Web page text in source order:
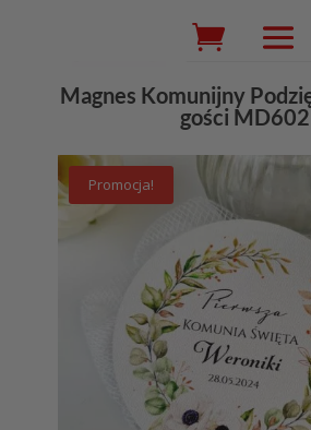
Wyszukiwarka
produktów
Magnes Komunijny
gości MD602
Promocja!